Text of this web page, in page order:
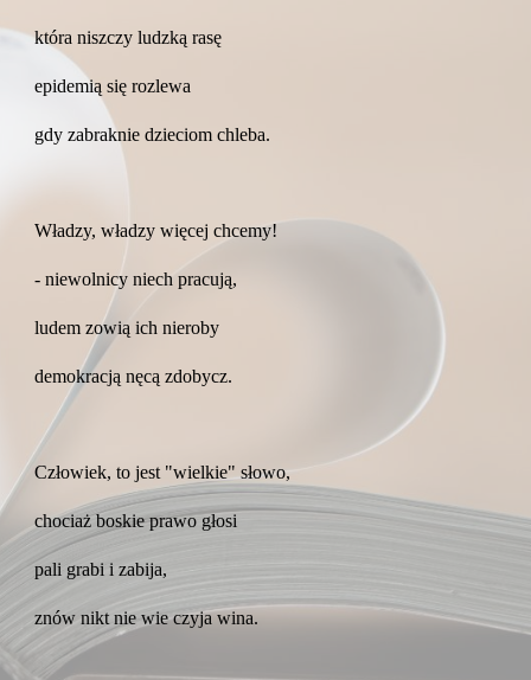
która niszczy ludzką rasę
epidemią się rozlewa
gdy zabraknie dzieciom chleba.
Władzy, władzy więcej chcemy!
- niewolnicy niech pracują,
ludem zowią ich nieroby
demokracją nęcą zdobycz.
Człowiek, to jest "wielkie" słowo,
chociaż boskie prawo głosi
pali grabi i zabija,
znów nikt nie wie czyja wina.